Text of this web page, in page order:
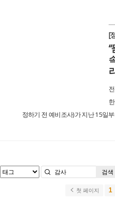
[
정하기 전 예비조사)가 지난 15일부
검색
첫 페이지 1